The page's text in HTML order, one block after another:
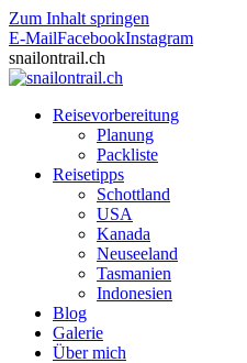
Zum Inhalt springen
E-MailFacebookInstagram
snailontrail.ch
Reisevorbereitung
Planung
Packliste
Reisetipps
Schottland
USA
Kanada
Neuseeland
Tasmanien
Indonesien
Blog
Galerie
Über mich